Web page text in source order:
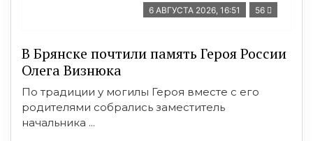
6 АВГУСТА 2026, 16:51 56
В Брянске почтили память Героя России
Олега Визнюка
По традиции у могилы Героя вместе с его
родителями собрались заместитель
начальника ...